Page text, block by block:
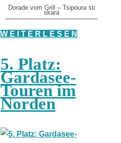
Dorade vom Grill – Tsipoura sti
skara
W E I T E R L E S E N
5. Platz:
Gardasee-
Touren im
Norden